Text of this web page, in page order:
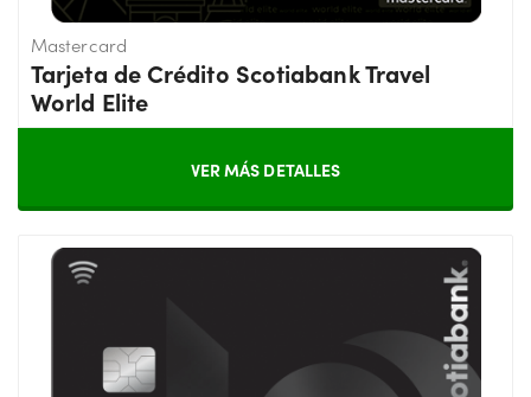
Mastercard
Tarjeta de Crédito Scotiabank Travel
World Elite
VER MÁS DETALLES